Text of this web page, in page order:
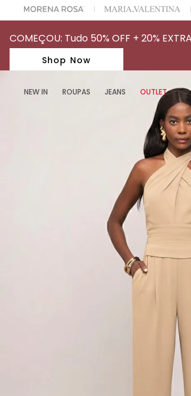
ESCOLHER SEU LOOK? FALE COM NOSSA PERSONAL
COMEÇOU: Tudo 50% OFF + 20%
Shop Now
NEW IN ROUPAS JEANS OUTLET